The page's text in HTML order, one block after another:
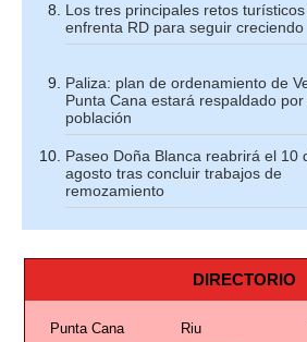
Los tres principales retos
enfrenta RD para seguir creciendo
Paliza: plan de ordenamiento de
Punta Cana estará respaldado por
población
Paseo Doña Blanca reabrirá el 10
agosto tras concluir trabajos de
remozamiento
DIRECTORIO
Punta Cana Riu